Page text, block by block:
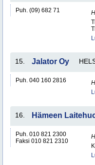
Puh. (09) 682 71
15. Jalator Oy
Puh. 040 160 2816
16. Hämeen
Puh. 010 821 2300
Faksi 010 821 2310